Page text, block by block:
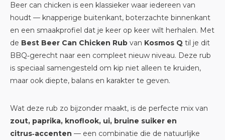
Beer can chicken is een klassieker waar iedereen van
houdt — knapperige buitenkant, boterzachte binnenkant
en een smaakprofiel dat je keer op keer wilt herhalen. Met
de Best Beer Can Chicken Rub van Kosmos Q til je dit
BBQ‑gerecht naar een compleet nieuw niveau. Deze rub
is speciaal samengesteld om kip niet alleen te kruiden,
maar ook diepte, balans en karakter te geven.
Wat deze rub zo bijzonder maakt, is de perfecte mix van
zout, paprika, knoflook, ui, bruine suiker en
citrus‑accenten — een combinatie die de natuurlijke